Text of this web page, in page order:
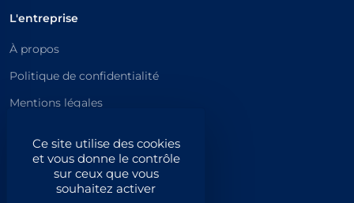
Ce site utilise des cookies
et vous donne le contrôle
sur ceux que vous
souhaitez activer
L'entreprise
À propos
Politique de confidentialité
Mentions légales
Catégories principales
Catégories